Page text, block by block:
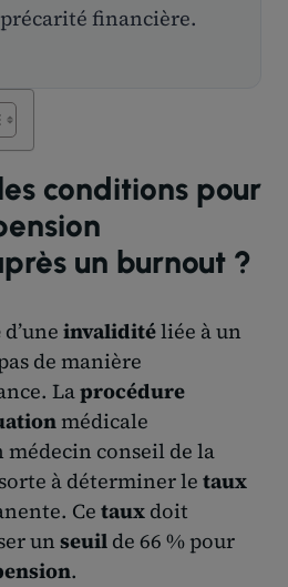
financière.
conditions pour
un burnout ?
d’une invaliditéliée à un
de manière
Laprocédure
médicale
conseil de la
à déterminer le taux
Ce taux doit
un seuil de 66 % pour
.